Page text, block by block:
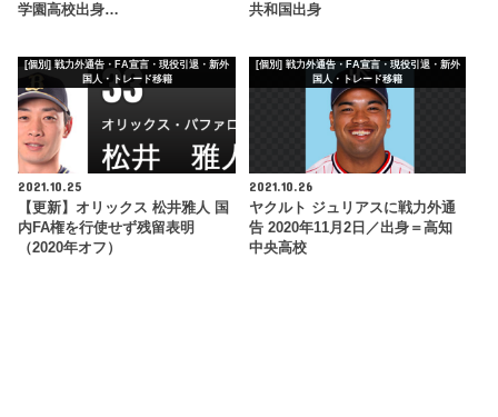
学園高校出身…
共和国出身
[個別] 戦力外通告・FA宣言・現役引退・新外
国人・トレード移籍
2021.10.25
【更新】オリックス 松井雅人 国
内FA権を行使せず残留表明
（2020年オフ）
[個別] 戦力外通告・FA宣言・現役引退・新外
国人・トレード移籍
2021.10.26
ヤクルト ジュリアスに戦力外通
告 2020年11月2日／出身＝高知
中央高校